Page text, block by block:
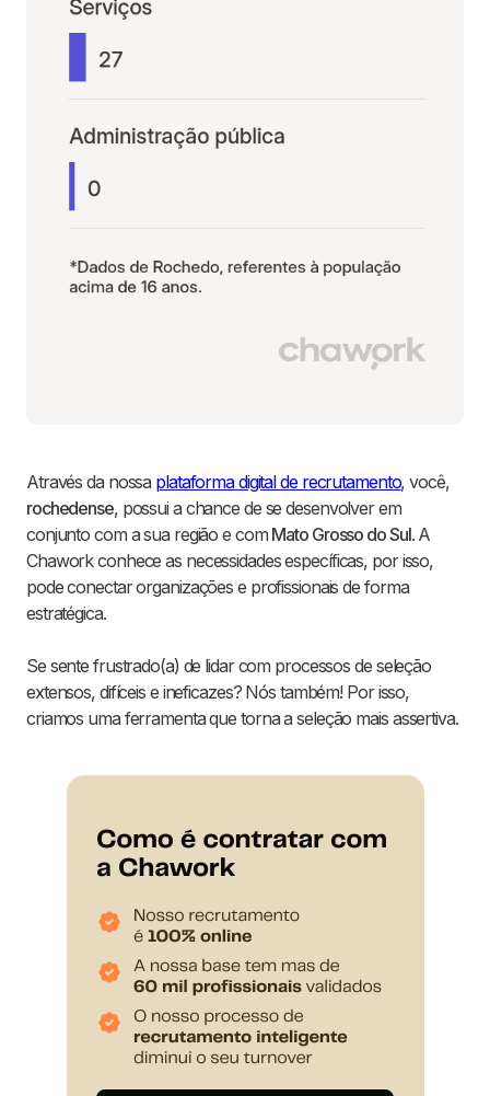
Através da nossa plataforma digital de recrutamento, você,
rochedense, possui a chance de se desenvolver em
conjunto com a sua região e com Mato Grosso do Sul. A
Chawork conhece as necessidades específicas, por isso,
pode conectar organizações e profissionais de forma
estratégica.
Se sente frustrado(a) de lidar com processos de seleção
extensos, difíceis e ineficazes? Nós também! Por isso,
criamos uma ferramenta que torna a seleção mais assertiva.